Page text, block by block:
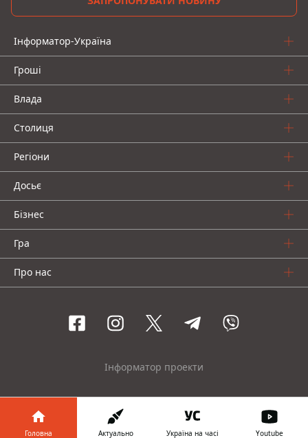
Інформатор-Україна
Гроші
Влада
Столиця
Регіони
Досьє
Бізнес
Гра
Про нас
Інформатор проекти
© 2016-2026 Informator
Головна Актуально Україна на часі Youtube